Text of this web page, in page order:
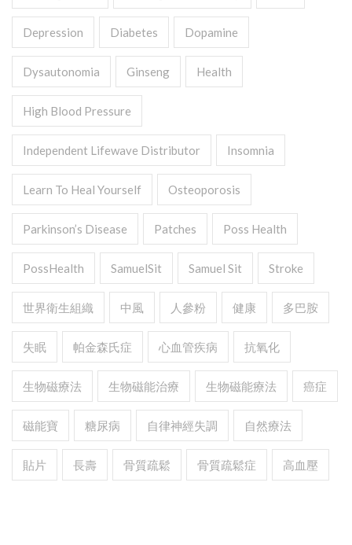
Depression Diabetes Dopamine
Dysautonomia Ginseng Health
High Blood Pressure
Independent Lifewave Distributor Insomnia
Learn To Heal Yourself Osteoporosis
Parkinson’s Disease Patches Poss Health
PossHealth SamuelSit Samuel Sit Stroke
世界衛生組織 中風 人參粉 健康 多巴胺
失眠 帕金森氏症 心血管疾病 抗氧化
生物磁療法 生物磁能治療 生物磁能療法 癌症
磁能寶 糖尿病 自律神經失調 自然療法
貼片 長壽 骨質疏鬆 骨質疏鬆症 高血壓